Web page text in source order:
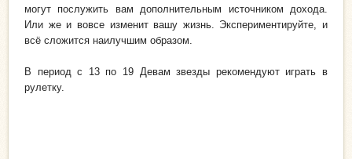
могут послужить вам дополнительным источником дохода.
Или же и вовсе изменит вашу жизнь. Экспериментируйте, и
всё сложится наилучшим образом.
В период с 13 по 19 Девам звезды рекомендуют играть в
рулетку.